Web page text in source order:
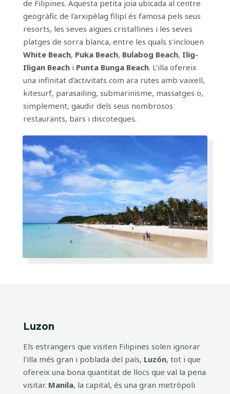
de Filipines. Aquesta petita joia ubicada al centre
geogràfic de l'arxipèlag filipí és famosa pels seus
resorts, les seves aigües cristal·lines i les seves
platges de sorra blanca, entre les quals s'inclouen
White Beach, Puka Beach, Bulabog Beach, Ilig-
Iligan Beach i Punta Bunga Beach. L'illa ofereix
una infinitat d'activitats com ara rutes amb vaixell,
kitesurf, parasailing, submarinisme, massatges o,
simplement, gaudir dels seus nombrosos
restaurants, bars i discoteques.
Luzon
Els estrangers que visiten Filipines solen ignorar
l'illa més gran i poblada del país, Luzón, tot i que
ofereix una bona quantitat de llocs que val la pena
visitar. Manila, la capital, és una gran metròpoli